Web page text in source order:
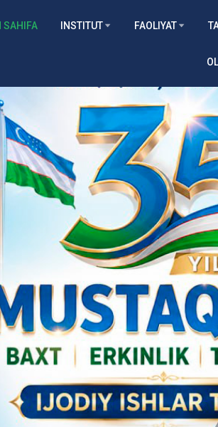
SAHIFA INSTITUT FAOLIYAT